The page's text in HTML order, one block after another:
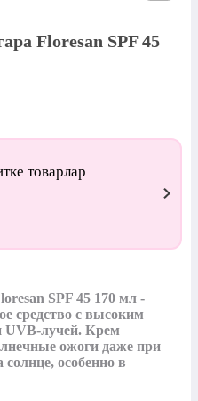
Floresan SPF 45
товарлар
SPF 45 170 мл -
средство с высоким
UVB-лучей. Крем
ожоги даже при
особенно в